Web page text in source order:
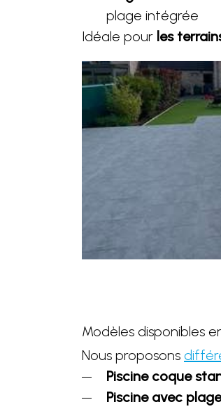
plage intégrée
Idéale pour les
Modèles disponibles
Nous proposons
Piscine coque
Piscine avec